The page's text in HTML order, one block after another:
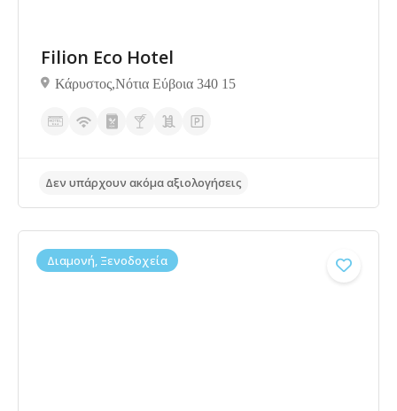
Δεν υπάρχουν ακόμα αξιολογήσεις
Filion Eco Hotel
Κάρυστος,Νότια Εύβοια 340 15
Διαμονή, Ξενοδοχεία